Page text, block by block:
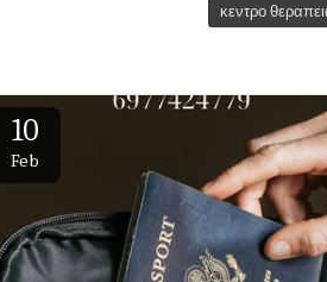
κεντρο
10
Feb